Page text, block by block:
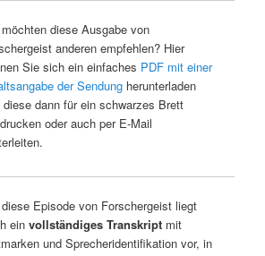
diese Ausgabe von
anderen empfehlen? Hier
Sie sich ein einfaches PDF mit einer
der Sendungherunterladen
diese dann für ein schwarzes Brett
oder auch per E-Mail
Episode von Forschergeist liegt
ein vollständiges Transkriptmit
und Sprecheridentifikation vor, in